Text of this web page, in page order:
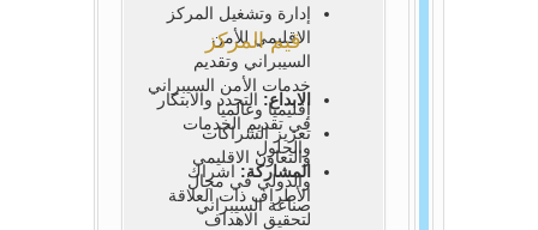
إدارة وتشغيل المركز
الاقليمي للأمن
السيبراني وتقديم
خدمات الأمن السيبراني
إقليميا وعالميا
تعزيز الشراكات
والتعاون الاقليمي
والدولي في مجال
صناعة السيبراني
قيم المركز
الابداع: التجدد والابتكار
في تقديم الخدمات
والحلول
المشاركة: اشراك
الأطراف ذات العلاقة
لتحقيق الاهداف